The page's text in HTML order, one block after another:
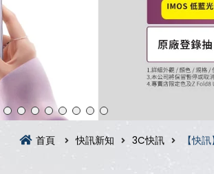
首頁 快訊新知 3C快訊 【快